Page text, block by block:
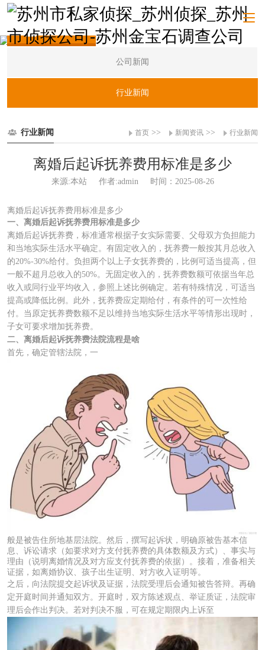
新闻资讯
公司新闻
行业新闻
行业新闻 首页 >> 新闻资讯 >> 行业新闻
离婚后起诉抚养费用标准是多少
来源:本站 作者:admin 时间：2025-08-26
离婚后起诉抚养费用标准是多少
一、离婚后起诉抚养费用标准是多少
离婚后起诉抚养费，标准通常根据子女实际需要、父母双方负担能力
和当地实际生活水平确定。有固定收入的，抚养费一般按其月总收入
的20%-30%给付。负担两个以上子女抚养费的，比例可适当提高，但
一般不超月总收入的50%。无固定收入的，抚养费数额可依据当年总
收入或同行业平均收入，参照上述比例确定。若有特殊情况，可适当
提高或降低比例。此外，抚养费应定期给付，有条件的可一次性给
付。当原定抚养费数额不足以维持当地实际生活水平等情形出现时，
子女可要求增加抚养费。
二、离婚后起诉抚养费法院流程是啥
首先，确定管辖法院，一
般是被告住所地基层法院。然后，撰写起诉状，明确原被告基本信
息、诉讼请求（如要求对方支付抚养费的具体数额及方式）、事实与
理由（说明离婚情况及对方应支付抚养费的依据）。接着，准备相关
证据，如离婚协议、孩子出生证明、对方收入证明等。
之后，向法院提交起诉状及证据，法院受理后会通知被告答辩。再确
定开庭时间并通知双方。开庭时，双方陈述观点、举证质证，法院审
理后会作出判决。若对判决不服，可在规定期限内上诉至